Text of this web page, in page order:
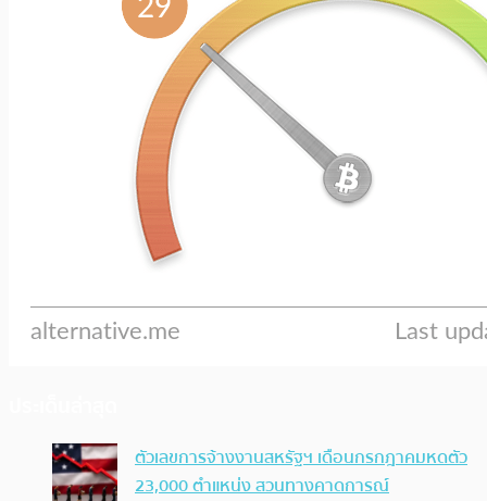
ตัวเลขการจ้างงานสหรัฐฯ เดือนกรกฎาคมหดตัว
23,000 ตำแหน่ง สวนทางคาดการณ์